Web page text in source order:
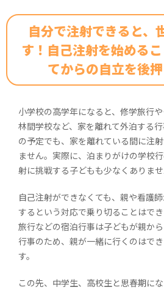
現在の血友病治療環境を知ろう
「保因者健診」に行こう
保因者健診を受けるためには
保因者かどうかを調べるには
Tips
あなたは独りではありません。多く
あなたの周りにいて、つながり、支
大学にはどう伝えた？
病気のことで、親子で喧嘩にな
病気のことで落ち込んだ時はある
てきた？
（保因者として）子どもを産む
将来について、心配に思うことは
自身の進路など）
血友病Bならではの困りごとは？
治療の進歩で、患者さんも長く
留学してみてどうだった？
働く上で、大変に思っていること
ステージ3-1 病気のコントロー
ら抜け出すためのテクニック
ステージ3-2 病気のコントロール
み重ねて新しい行動を身に付け
ステージ4-1 社会への適応 日々
ツについて
ステージ4-3 社会への適応 人との
との意味
ステージ5-1 病気との共生と自己
役に立てたりすること
は
Q.どのような出血が起こりやす
Q.血友病性関節症を予防するた
Q.日常生活で気をつけることは？
血友病サポートチーム
暮らしのヒント（成長に合わせ
暮らしのヒント（医療費助成制
血友病サポートチーム
かかりつけ歯科医をつくろう
家庭療法を始めよう
自己注射を始めよう
スポーツを始めよう
血友病サポートチーム
関節評価とリハビリテーション
生活の振り返り
血友病サポートチーム
整形外科とリハビリテーション
かかりつけ医（ホームドクター）
暮らしのヒント（仕事・結婚）
暮らしのヒント（医療費助成制
血友病とエイジングケア
関節の評価と身体の動かし方
今から始める定期補充療法
暮らしのヒント（訪問看護）
暮らしのヒント（歯の健康）
血友病サポートチーム
血友病ライフのQ&A
腕の曲げ伸ばし運動
足を踏み出す運動
膝のばし足あげ運動
自分で注射できると、
す！自己注射を始める
てからの自立を後押
小学校の高学年になると、修学旅行
林間学校など、家を離れて外泊する
の予定でも、家を離れている間に注
ません。実際に、泊まりがけの学校
射に挑戦する子どもも少なくありませ
自己注射ができなくても、親や看護
するという対応で乗り切ることはで
旅行などの宿泊行事は子どもが親か
行事のため、親が一緒に行くのはで
す。
この先、中学生、高校生と思春期に